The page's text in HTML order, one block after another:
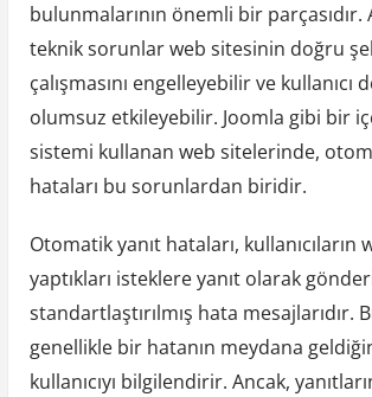
bulunmalarının önemli bir parçasıdır.
teknik sorunlar web sitesinin doğru
çalışmasını engelleyebilir ve kullanıcı
olumsuz etkileyebilir. Joomla gibi bir
sistemi kullanan web sitelerinde,
hataları bu sorunlardan biridir.
Otomatik yanıt hataları, kullanıcıların
yaptıkları isteklere yanıt olarak
standartlaştırılmış hata mesajlarıdır.
genellikle bir hatanın meydana
kullanıcıyı bilgilendirir. Ancak,